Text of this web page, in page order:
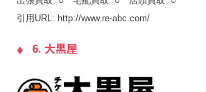
引用URL: http://www.re-abc.com/
6. 大黒屋